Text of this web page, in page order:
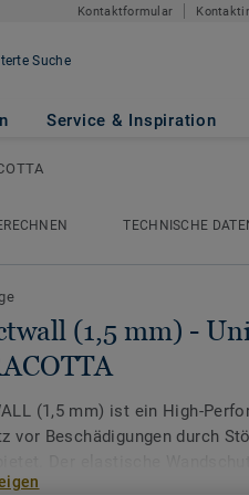
Kontaktformular
Suche
Service & Inspiration
TECHNISCHE
(1,5 mm) -
(1,5 mm) ist ein High-
vor Beschädigungen durch
schützt vor